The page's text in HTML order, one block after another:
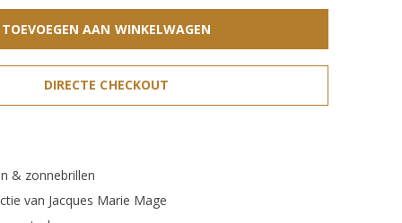
TOEVOEGEN AAN WINKELWAGEN
DIRECTE CHECKOUT
& zonnebrillen
van Jacques Marie Mage